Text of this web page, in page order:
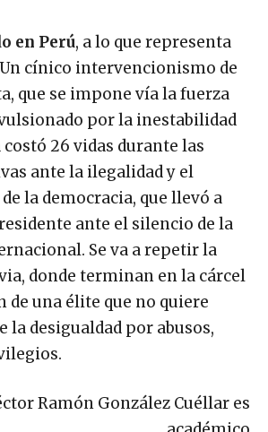
en Perú , a lo que representa
cínico intervencionismo de
que se impone vía la fuerza
por la inestabilidad
26 vidas durante las
ante la ilegalidad y el
la democracia, que llevó a
ante el silencio de la
Se va a repetir la
donde terminan en la cárcel
de una élite que no quiere
la desigualdad por abusos,
Ramón González Cuéllar es
académico